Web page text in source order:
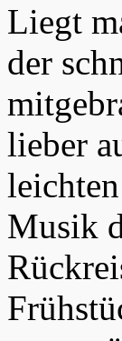
Liegt
der
lieber
Musik